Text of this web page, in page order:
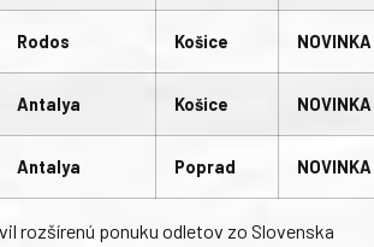
Rodos Košice NOVINKA
Antalya Košice NOVINKA
Antalya Poprad NOVINKA
rozšírenú ponuku odletov zo Slovenska